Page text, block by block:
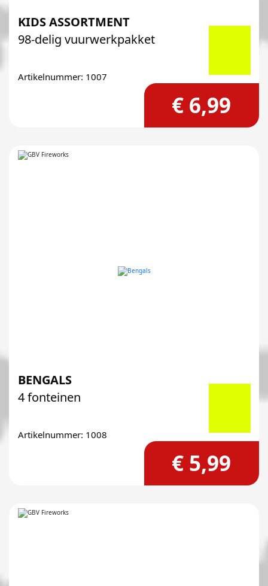
KIDS ASSORTMENT
98-delig vuurwerkpakket
Artikelnummer: 1007
€ 6,99
BENGALS
4 fonteinen
Artikelnummer: 1008
€ 5,99